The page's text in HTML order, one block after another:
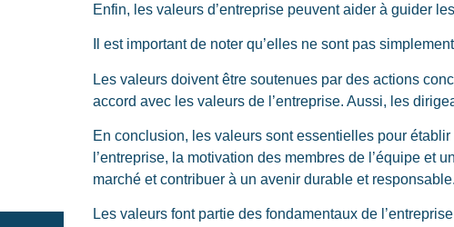
Enfin, les valeurs d’entreprise peuvent aider à guider
Il est important de noter qu’elles ne sont pas
Les valeurs doivent être soutenues par des actions
accord avec les valeurs de l’entreprise. Aussi, les
En conclusion, les valeurs sont essentielles pour
l’entreprise, la motivation des membres de l’équipe
marché et contribuer à un avenir durable et responsable.
Les valeurs font partie des fondamentaux de